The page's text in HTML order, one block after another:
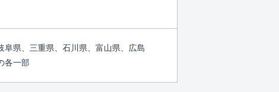
県、三重県、石川県、富山県、広島
各一部